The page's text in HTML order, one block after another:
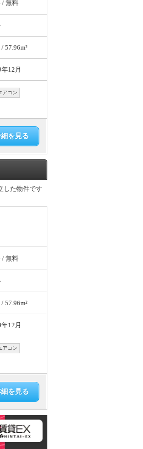
/ 無料
57.96m²
年12月
アコン
を見る
した物件です
/ 無料
57.96m²
年12月
アコン
を見る